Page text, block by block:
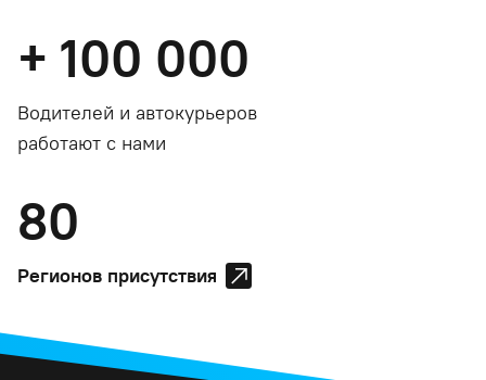
+ 100 000
Водителей и автокурьеров
работают с нами
80
Регионов присутствия